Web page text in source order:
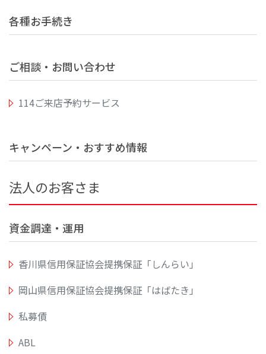
各種お手続き
ご相談・お問い合わせ
114ご来店予約サービス
キャンペーン・おすすめ情報
法人のお客さま
資金調達・運用
香川県信用保証協会提携保証「しんらい」
岡山県信用保証協会提携保証「はばたき」
私募債
ABL